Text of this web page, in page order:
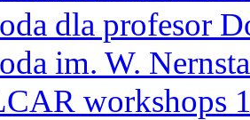
dla profesor
im. W.
workshops